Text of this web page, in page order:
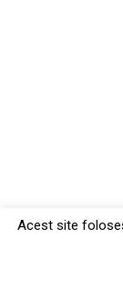
Acest site